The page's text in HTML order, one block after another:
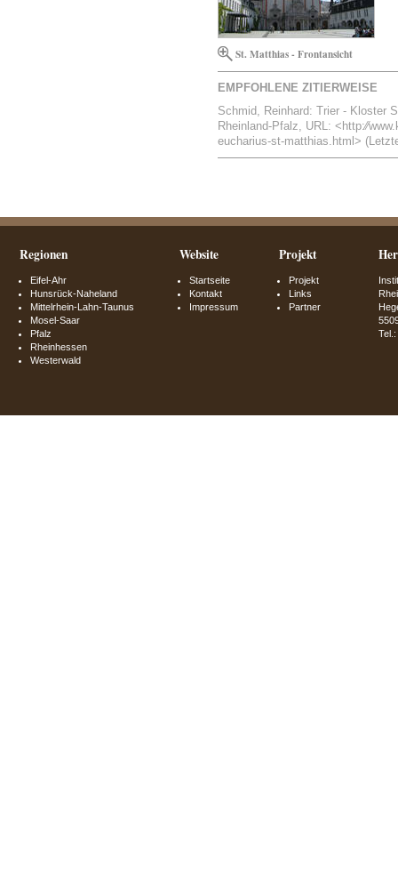
St. Matthias - Frontansicht
EMPFOHLENE ZITIERWEISE
Schmid, Reinhard: Trier - Kloster
Rheinland-Pfalz, URL:
eucharius-st-matthias.html>
Regionen
Eifel-Ahr
Hunsrück-Naheland
Mittelrhein-Lahn-Taunus
Mosel-Saar
Pfalz
Rheinhessen
Westerwald
Website
Startseite
Kontakt
Impressum
Projekt
Projekt
Links
Partner